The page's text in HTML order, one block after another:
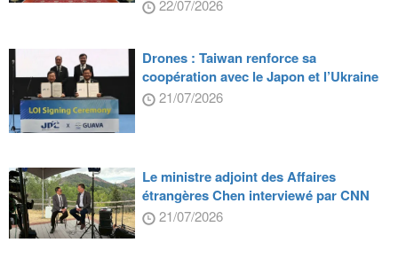
22/07/2026
Drones : Taiwan renforce sa
coopération avec le Japon et l’Ukraine
21/07/2026
Le ministre adjoint des Affaires
étrangères Chen interviewé par CNN
21/07/2026